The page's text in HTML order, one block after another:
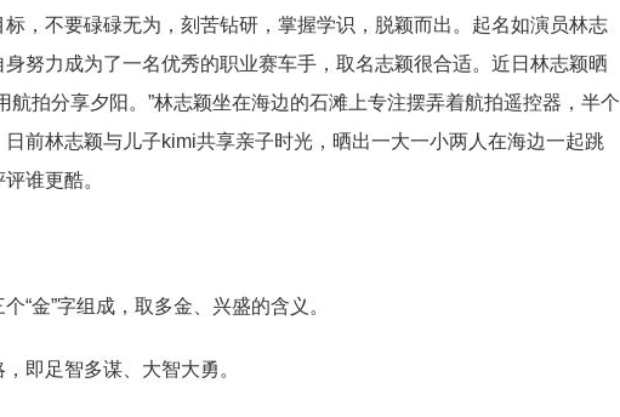
，不要碌碌无为，刻苦钻研，掌握学识，脱颖而出。起名如演员林志
努力成为了一名优秀的职业赛车手，取名志颖很合适。近日林志颖晒
航拍分享夕阳。”林志颖坐在海边的石滩上专注摆弄着航拍遥控器，半个
前林志颖与儿子kimi共享亲子时光，晒出一大一小两人在海边一起跳
谁更酷。
“金”字组成，取多金、兴盛的含义。
即足智多谋、大智大勇。